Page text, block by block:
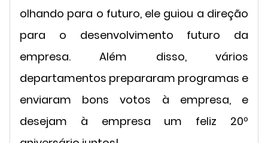
olhando para o futuro, ele guiou a direção
para o desenvolvimento futuro da
empresa. Além disso, vários
departamentos prepararam programas e
enviaram bons votos à empresa, e
desejam à empresa um feliz 20º